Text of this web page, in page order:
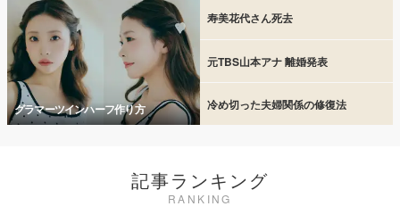
グラマーツインハーフ作り方
寿美花代さん死去
元TBS山本アナ 離婚発表
冷め切った夫婦関係の修復法
記事ランキング
RANKING